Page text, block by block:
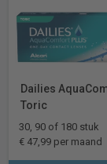
Dailies
Toric
30, 90 of 180 stuk
€ 47,99 per maand